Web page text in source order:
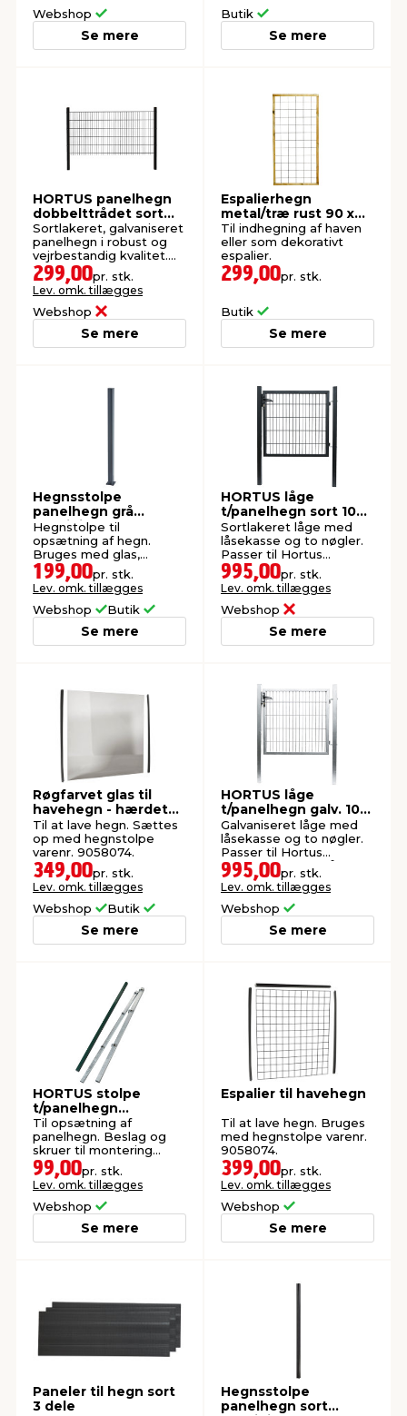
Webshop
Se mere
Butik
Se mere
HORTUS panelhegn
dobbelttrådet sort
201 x 103 cm
Sortlakeret, galvaniseret
panelhegn i robust og
vejrbestandig kvalitet.
Ekskl. stolper.
299,00pr. stk.
Lev. omk. tillægges
Webshop
Se mere
Espalierhegn
metal/træ rust 90 x
180 cm
Til indhegning af haven
eller som dekorativt
espalier.
299,00pr. stk.
Butik
Se mere
Hegnsstolpe
panelhegn grå
aluminium H95 cm
Hegnstolpe til
opsætning af hegn.
Bruges med glas,
espalier eller træ.
199,00pr. stk.
Lev. omk. tillægges
Webshop Butik
Se mere
HORTUS låge
t/panelhegn sort 100
x 100 cm - webshop
Sortlakeret låge med
låsekasse og to nøgler.
Passer til Hortus
panelhegn. Køb på
webshop.
995,00pr. stk.
Lev. omk. tillægges
Webshop
Se mere
Røgfarvet glas til
havehegn - hærdet
og 6 mm
Til at lave hegn. Sættes
op med hegnstolpe
varenr. 9058074.
349,00pr. stk.
Lev. omk. tillægges
Webshop Butik
Se mere
HORTUS låge
t/panelhegn galv. 100
x 100 cm - webshop
Galvaniseret låge med
låsekasse og to nøgler.
Passer til Hortus
panelhegn. Køb på
webshop.
995,00pr. stk.
Lev. omk. tillægges
Webshop
Se mere
HORTUS stolpe
t/panelhegn
galvaniseret 4 x 4 x
150 cm
Til opsætning af
panelhegn. Beslag og
skruer til montering
medfølger.
99,00pr. stk.
Lev. omk. tillægges
Webshop
Se mere
Espalier til havehegn
Til at lave hegn. Bruges
med hegnstolpe varenr.
9058074.
399,00pr. stk.
Lev. omk. tillægges
Webshop
Se mere
Paneler til hegn sort
3 dele
Hegnsstolpe
panelhegn sort